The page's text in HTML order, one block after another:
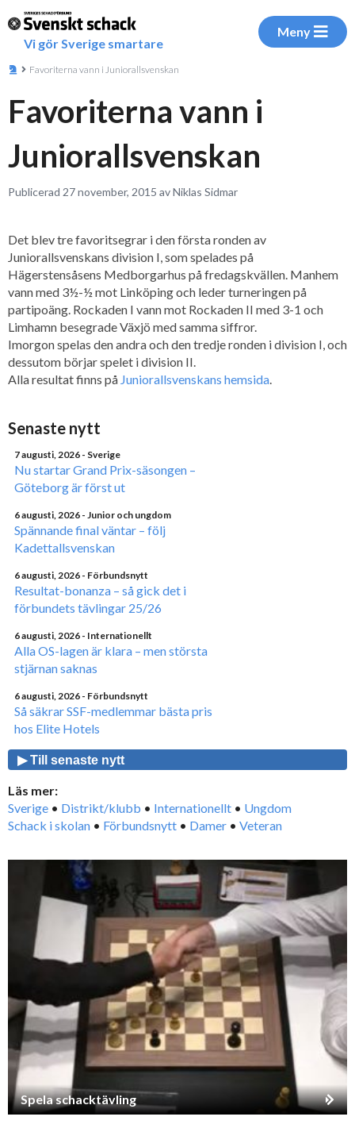
Vi gör Sverige smartare
Meny
Favoriterna vann i Juniorallsvenskan
Favoriterna vann i
Juniorallsvenskan
Publicerad 27 november, 2015 av Niklas Sidmar
Det blev tre favoritsegrar i den första ronden av
Juniorallsvenskans division I, som spelades på
Hägerstensåsens Medborgarhus på fredagskvällen. Manhem
vann med 3½-½ mot Linköping och leder turneringen på
partipoäng. Rockaden I vann mot Rockaden II med 3-1 och
Limhamn besegrade Växjö med samma siffror.
Imorgon spelas den andra och den tredje ronden i division I, och
dessutom börjar spelet i division II.
Alla resultat finns på Juniorallsvenskans hemsida.
Senaste nytt
7 augusti, 2026 - Sverige
Nu startar Grand Prix-säsongen –
Göteborg är först ut
6 augusti, 2026 - Junior och ungdom
Spännande final väntar – följ
Kadettallsvenskan
6 augusti, 2026 - Förbundsnytt
Resultat-bonanza – så gick det i
förbundets tävlingar 25/26
6 augusti, 2026 - Internationellt
Alla OS-lagen är klara – men största
stjärnan saknas
6 augusti, 2026 - Förbundsnytt
Så säkrar SSF-medlemmar bästa pris
hos Elite Hotels
▶ Till senaste nytt
Läs mer:
Sverige • Distrikt/klubb • Internationellt • Ungdom
Schack i skolan • Förbundsnytt • Damer • Veteran
Spela schacktävling